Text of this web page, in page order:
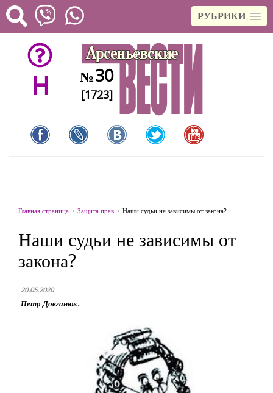
РУБРИКИ
H №30
[1723]
Главная страница Защита прав Наши судьи не зависимы от закона?
Наши судьи не зависимы от
закона?
20.05.2020
Петр Довганюк.